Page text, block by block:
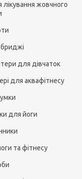
жовчного
бриджі
для дівчаток
для аквафітнесу
для йоги
та фітнесу